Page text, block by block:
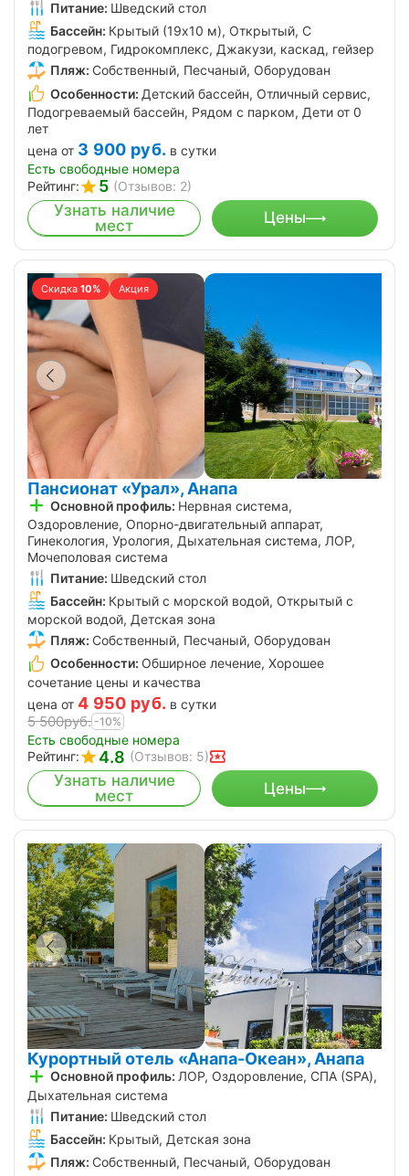
Питание: Шведский стол
Бассейн: Крытый (19х10 м), Открытый, С
подогревом, Гидрокомплекс, Джакузи, каскад, гейзер
Пляж: Собственный, Песчаный, Оборудован
Особенности: Детский бассейн, Отличный сервис,
Подогреваемый бассейн, Рядом с парком, Дети от 0
лет
цена от 3 900 руб. в сутки
Есть свободные номера
Рейтинг:
5 (Отзывов: 2)
Узнать наличие
мест
Цены
Скидка 10% Акция
Пансионат «Урал», Анапа
Основной профиль: Нервная система,
Оздоровление, Опорно-двигательный аппарат,
Гинекология, Урология, Дыхательная система, ЛОР,
Мочеполовая система
Питание: Шведский стол
Бассейн: Крытый с морской водой, Открытый с
морской водой, Детская зона
Пляж: Собственный, Песчаный, Оборудован
Особенности: Обширное лечение, Хорошее
сочетание цены и качества
цена от 4 950 руб. в сутки
5 500руб. -10%
Есть свободные номера
Рейтинг:
4.8 (Отзывов: 5)
Узнать наличие
мест
Цены
Курортный отель «Анапа-Океан», Анапа
Основной профиль: ЛОР, Оздоровление, СПА (SPA),
Дыхательная система
Питание: Шведский стол
Бассейн: Крытый, Детская зона
Пляж: Собственный, Песчаный, Оборудован